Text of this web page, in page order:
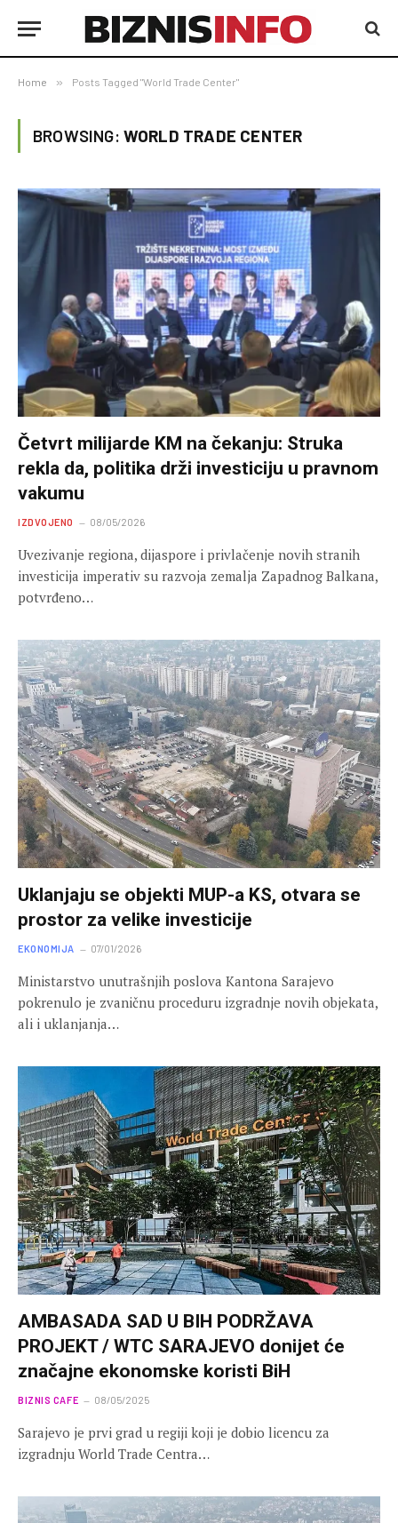
Home » Posts Tagged "World Trade Center"
BROWSING: WORLD TRADE CENTER
Četvrt milijarde KM na čekanju: Struka
rekla da, politika drži investiciju u pravnom
vakumu
IZDVOJENO 08/05/2026
Uvezivanje regiona, dijaspore i privlačenje novih stranih
investicija imperativ su razvoja zemalja Zapadnog Balkana,
potvrđeno…
Uklanjaju se objekti MUP-a KS, otvara se
prostor za velike investicije
EKONOMIJA 07/01/2026
Ministarstvo unutrašnjih poslova Kantona Sarajevo
pokrenulo je zvaničnu proceduru izgradnje novih objekata,
ali i uklanjanja…
AMBASADA SAD U BIH PODRŽAVA
PROJEKT / WTC SARAJEVO donijet će
značajne ekonomske koristi BiH
BIZNIS CAFE 08/05/2025
Sarajevo je prvi grad u regiji koji je dobio licencu za
izgradnju World Trade Centra…